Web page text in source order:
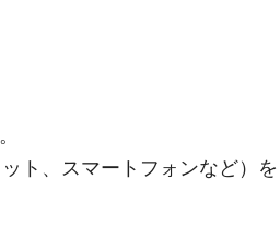
ト、スマートフォンなど）を